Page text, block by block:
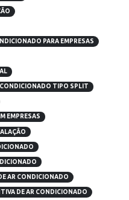
PARA EMPRESAS
TIPO SPLIT
EMPRESAS
AR CONDICIONADO
DE AR CONDICIONADO